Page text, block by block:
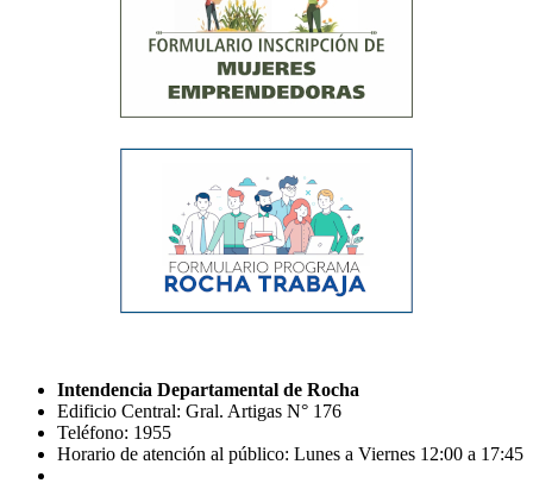
Intendencia Departamental de Rocha
Edificio Central: Gral. Artigas N° 176
Teléfono: 1955
Horario de atención al público: Lunes a Viernes 12:00 a 17:45